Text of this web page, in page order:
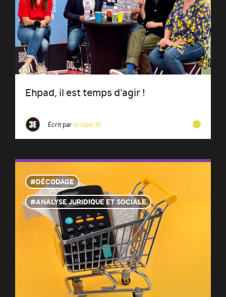
Ehpad, il est temps d'agir !
Écrit parGroupe 3E
DÉCODAGE
ANALYSE JURIDIQUE ET SOCIALE